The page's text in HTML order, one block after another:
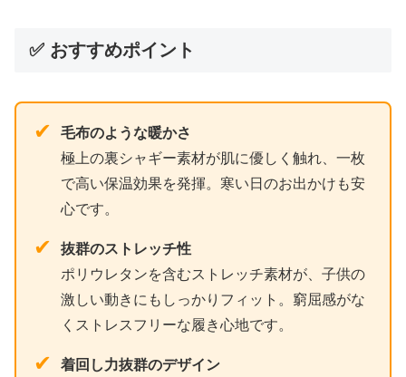
✅ おすすめポイント
✔
毛布のような暖かさ
極上の裏シャギー素材が肌に優しく触れ、一枚
で高い保温効果を発揮。寒い日のお出かけも安
心です。
✔
抜群のストレッチ性
ポリウレタンを含むストレッチ素材が、子供の
激しい動きにもしっかりフィット。窮屈感がな
くストレスフリーな履き心地です。
✔
着回し力抜群のデザイン